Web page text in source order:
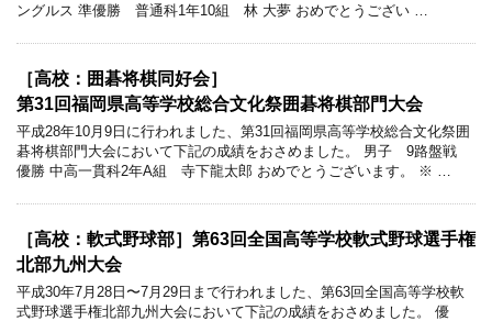
ングルス 準優勝 普通科1年10組 林 大夢 おめでとうござい …
［高校：囲碁将棋同好会］
第31回福岡県高等学校総合文化祭囲碁将棋部門大会
平成28年10月9日に行われました、第31回福岡県高等学校総合文化祭囲
碁将棋部門大会において下記の成績をおさめました。 男子 9路盤戦
優勝 中高一貫科2年A組 寺下龍太郎 おめでとうございます。 ※ …
［高校：軟式野球部］第63回全国高等学校軟式野球選手権
北部九州大会
平成30年7月28日〜7月29日まで行われました、第63回全国高等学校軟
式野球選手権北部九州大会において下記の成績をおさめました。 優